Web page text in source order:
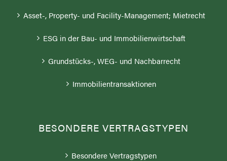
Asset-, Property- und Facility-Management; Mietrecht
ESG in der Bau- und Immobilienwirtschaft
Grundstücks-, WEG- und Nachbarrecht
Immobilientransaktionen
BESONDERE VERTRAGSTYPEN
Besondere Vertragstypen